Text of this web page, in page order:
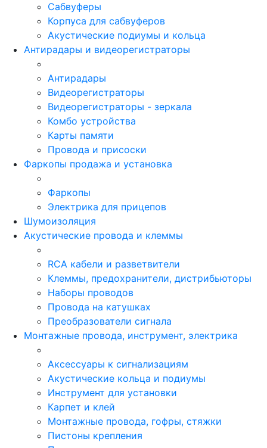
Сабвуферы
Корпуса для сабвуферов
Акустические подиумы и кольца
Антирадары и видеорегистраторы
Антирадары
Видеорегистраторы
Видеорегистраторы - зеркала
Комбо устройства
Карты памяти
Провода и присоски
Фаркопы продажа и установка
Фаркопы
Электрика для прицепов
Шумоизоляция
Акустические провода и клеммы
RCA кабели и разветвители
Клеммы, предохранители, дистрибьюторы
Наборы проводов
Провода на катушках
Преобразователи сигнала
Монтажные провода, инструмент, электрика
Аксессуары к сигнализациям
Акустические кольца и подиумы
Инструмент для установки
Карпет и клей
Монтажные провода, гофры, стяжки
Пистоны крепления